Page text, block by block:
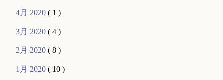
4月 2020( 1 )
3月 2020( 4 )
2月 2020( 8 )
1月 2020( 10 )